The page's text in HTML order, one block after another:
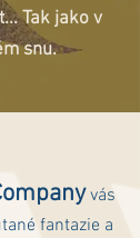
Tak jako v
snu.
vás
fantazie a